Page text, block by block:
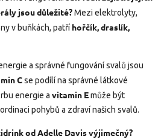
jsou důležité?Mezi elektrolyty,
v buňkách, patří hořčík, draslík,
a správné fungování svalů jsou
Cse podílí na správné látkové
energie a vitamin Emůže být
pohybů a zdraví našich svalů.
od Adelle Davis výjimečný?